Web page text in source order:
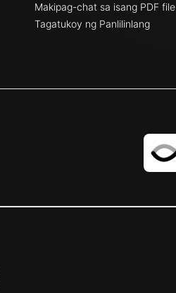
Makipag-chat sa isang PDF file
Tagatukoy ng Panlilinlang